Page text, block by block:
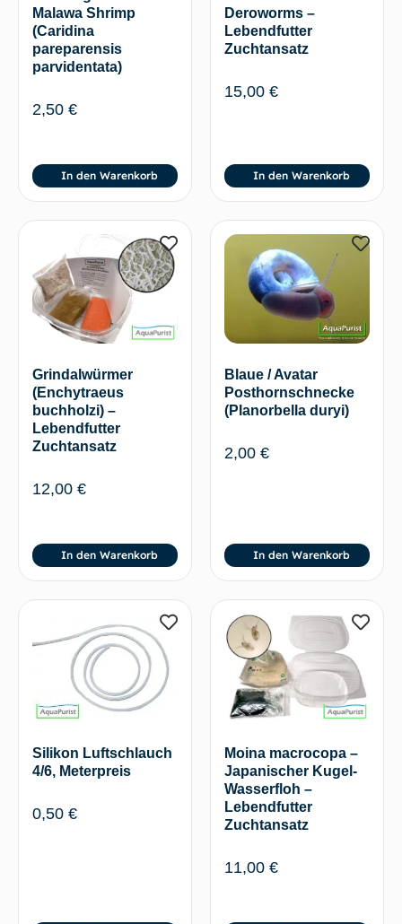
Malawa Shrimp
(Caridina
pareparensis
parvidentata)
2,50 €
In den Warenkorb
Deroworms –
Lebendfutter
Zuchtansatz
15,00 €
In den Warenkorb
Grindalwürmer
(Enchytraeus
buchholzi) –
Lebendfutter
Zuchtansatz
12,00 €
In den Warenkorb
Blaue / Avatar
Posthornschnecke
(Planorbella duryi)
2,00 €
In den Warenkorb
Silikon Luftschlauch
4/6, Meterpreis
0,50 €
Moina macrocopa –
Japanischer Kugel-
Wasserfloh –
Lebendfutter
Zuchtansatz
11,00 €